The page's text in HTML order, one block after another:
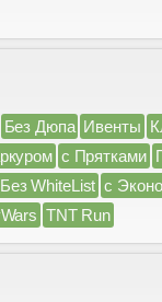
Без Дюпа Ивенты
с Прятками
Без WhiteList с
TNT Run